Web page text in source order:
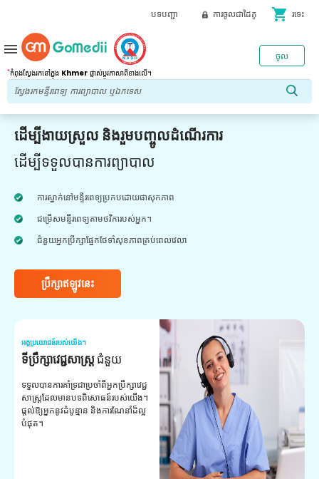
បទបញ្ជា ការចូលជាដៃគូ shopping_cart រទេះ
*កំពុងស្វែងរកនៅក្នុង Khmer ផ្លាស់ប្តូរភាសាពីខាងលើ។
ចូល
menu
ដើម្បីងាយស្រួល និងរួមបញ្ចូលដំណើរការ
ដើម្បីទទួលបានការព្យាបាល
ការស្នាក់នៅមន្ទីរពេទ្យប្រកបដោយផាសុកភាព
ជម្រើសមន្ទីរពេទ្យតាមថវិការបស់អ្នក។
ជំនួយអ្នកប្រឹក្សាផ្នែកថែទាំសុខភាពគ្រប់ពេលវេលា
ប្រឹក្សាឥឡូវនេះ
អត្ថប្រយោជន៍របស់យើង។
ទីប្រឹក្សាវេជ្ជសាស្ត្រជំនួយ
ទទួលបានការគាំទ្រជាប្រចាំពីអ្នកប្រឹក្សាវេជ្ជ
សាស្ត្រដែលមានបទពិសោធន៍របស់យើង។
ផ្តល់ឱ្យអ្នកនូវដំបូន្មាន និងការណែនាំដ៏ល្អ
បំផុត។